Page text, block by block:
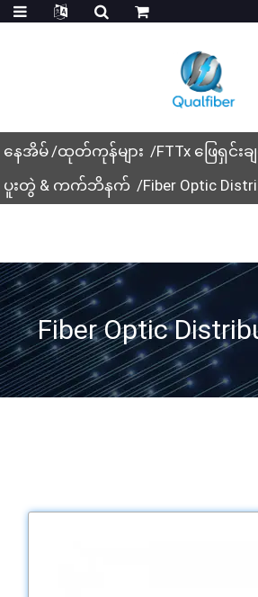
နေအိမ် ထုတ်ကုန်များ
FTTx ဖြေရှင်း
ပူးတွဲ & ကက်ဘိနက်
Fiber Optic
Fiber Optic